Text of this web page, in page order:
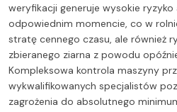
weryfikacji generuje wysokie ryzyko
odpowiednim momencie, co w
stratę cennego czasu, ale również
zbieranego ziarna z powodu
Kompleksowa kontrola maszyny
wykwalifikowanych specjalistów
zagrożenia do absolutnego